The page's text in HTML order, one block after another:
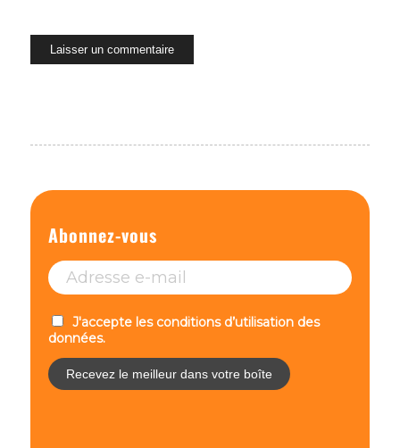
Abonnez-vous
J'accepte les conditions d’utilisation des
données.